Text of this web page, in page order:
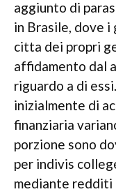
aggiunto di
in Brasile, dove i
citta dei propri
affidamento dal
riguardo a di
inizialmente di
finanziaria
porzione sono
per indivis
mediante redditi